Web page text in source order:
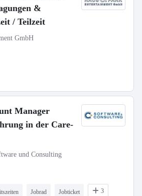
&
/ Teilzeit
GmbH
Manager
in der Care-
und Consulting
Jobrad Jobticket 3